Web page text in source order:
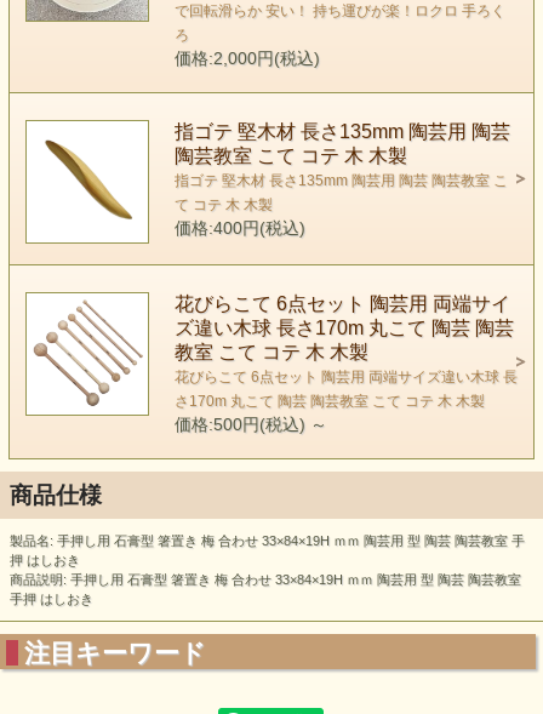
で回転滑らか 安い！ 持ち運びが楽！ロクロ 手ろく
ろ
価格:2,000円(税込)
指ゴテ 堅木材 長さ135mm 陶芸用 陶芸
陶芸教室 こて コテ 木 木製
指ゴテ 堅木材 長さ135mm 陶芸用 陶芸 陶芸教室 こ
て コテ 木 木製
価格:400円(税込)
花びらこて 6点セット 陶芸用 両端サイ
ズ違い木球 長さ170m 丸こて 陶芸 陶芸
教室 こて コテ 木 木製
花びらこて 6点セット 陶芸用 両端サイズ違い木球 長
さ170m 丸こて 陶芸 陶芸教室 こて コテ 木 木製
価格:500円(税込) ～
商品仕様
製品名: 手押し用 石膏型 箸置き 梅 合わせ 33×84×19H ｍｍ 陶芸用 型 陶芸 陶芸教室 手
押 はしおき
商品説明: 手押し用 石膏型 箸置き 梅 合わせ 33×84×19H ｍｍ 陶芸用 型 陶芸 陶芸教室
手押 はしおき
注目キーワード